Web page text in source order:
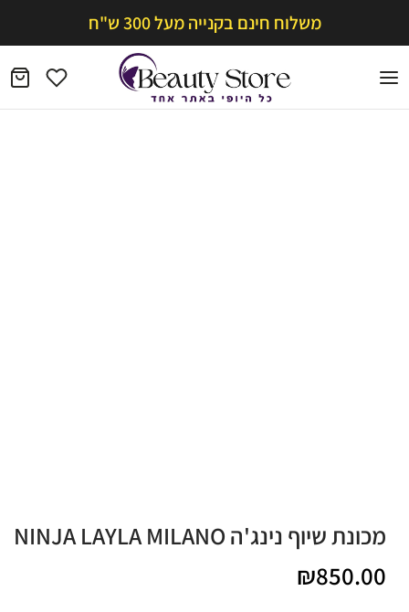
משלוח חינם בקנייה מעל 300 ש"ח
מכונת שיוף נינג'ה NINJA LAYLA MILANO
₪850.00